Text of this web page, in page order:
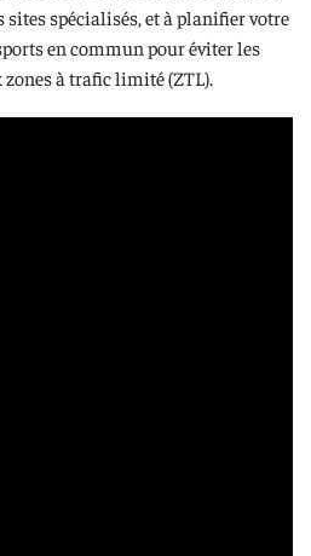
spécialisés, et à planifier votre
en commun pour éviter les
à trafic limité (ZTL).